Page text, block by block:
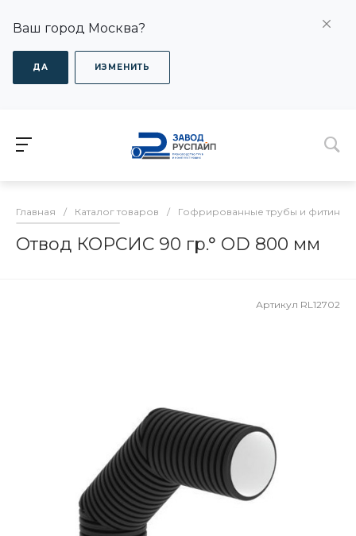
Ваш город Москва?
ДА ИЗМЕНИТЬ
Главная / Каталог товаров / Гофрированные трубы и фитинги
Отвод КОРСИС 90 гр.° OD 800 мм
Артикул RL12702